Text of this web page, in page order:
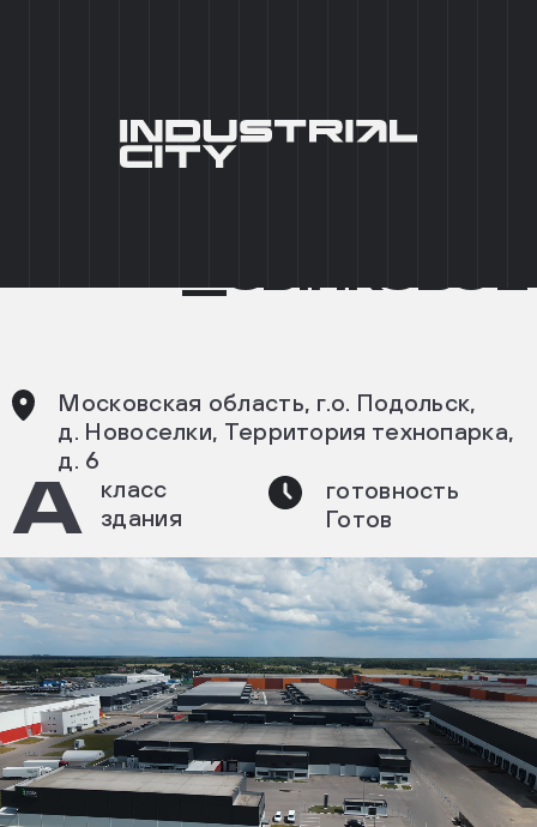
СЫНКОВО 2
ПРОМЫШЛЕННЫЙ
2
INDUSTRIAL CITY
Московская область, г.о. Подольск,
д. Новоселки, Территория технопарка,
д. 6
A
класс
здания
готовность
Готов